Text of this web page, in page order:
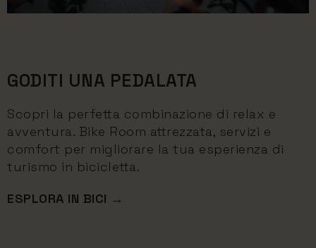
GODITI UNA PEDALATA
Scopri la perfetta combinazione di relax e
avventura. Bike Room attrezzata, servizi e
comfort per migliorare la tua esperienza di
turismo in bicicletta.
ESPLORA IN BICI →